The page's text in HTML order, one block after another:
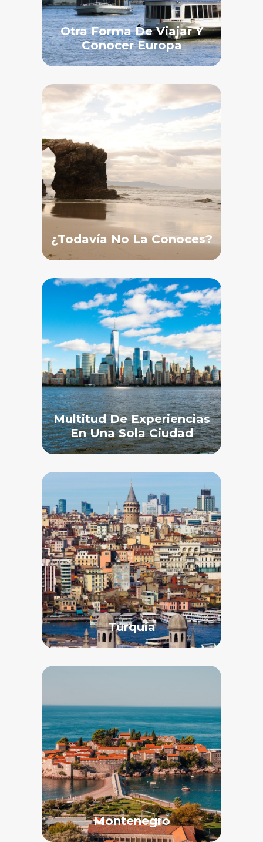
Otra Forma De Viajar Y
Conocer Europa
¿Todavía No La Conoces?
Multitud De Experiencias
En Una Sola Ciudad
Turquía
Montenegro